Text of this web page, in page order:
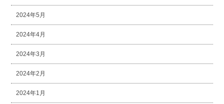
2024年5月
2024年4月
2024年3月
2024年2月
2024年1月